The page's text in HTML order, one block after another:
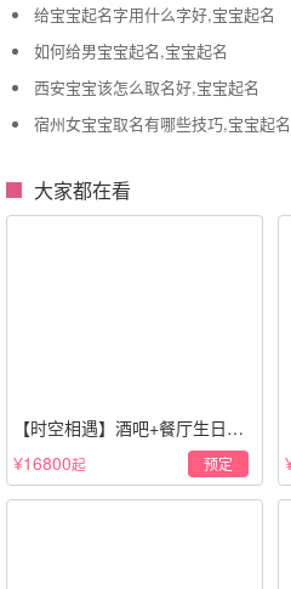
给宝宝起名字用什么字好,宝宝起名
如何给男宝宝起名,宝宝起名
西安宝宝该怎么取名好,宝宝起名
宿州女宝宝取名有哪些技巧,宝宝起名
大家都在看
【时空相遇】酒吧+餐厅生日惊
喜策划·高级感蓝色系
¥16800起 预定